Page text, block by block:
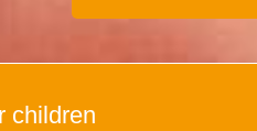
children